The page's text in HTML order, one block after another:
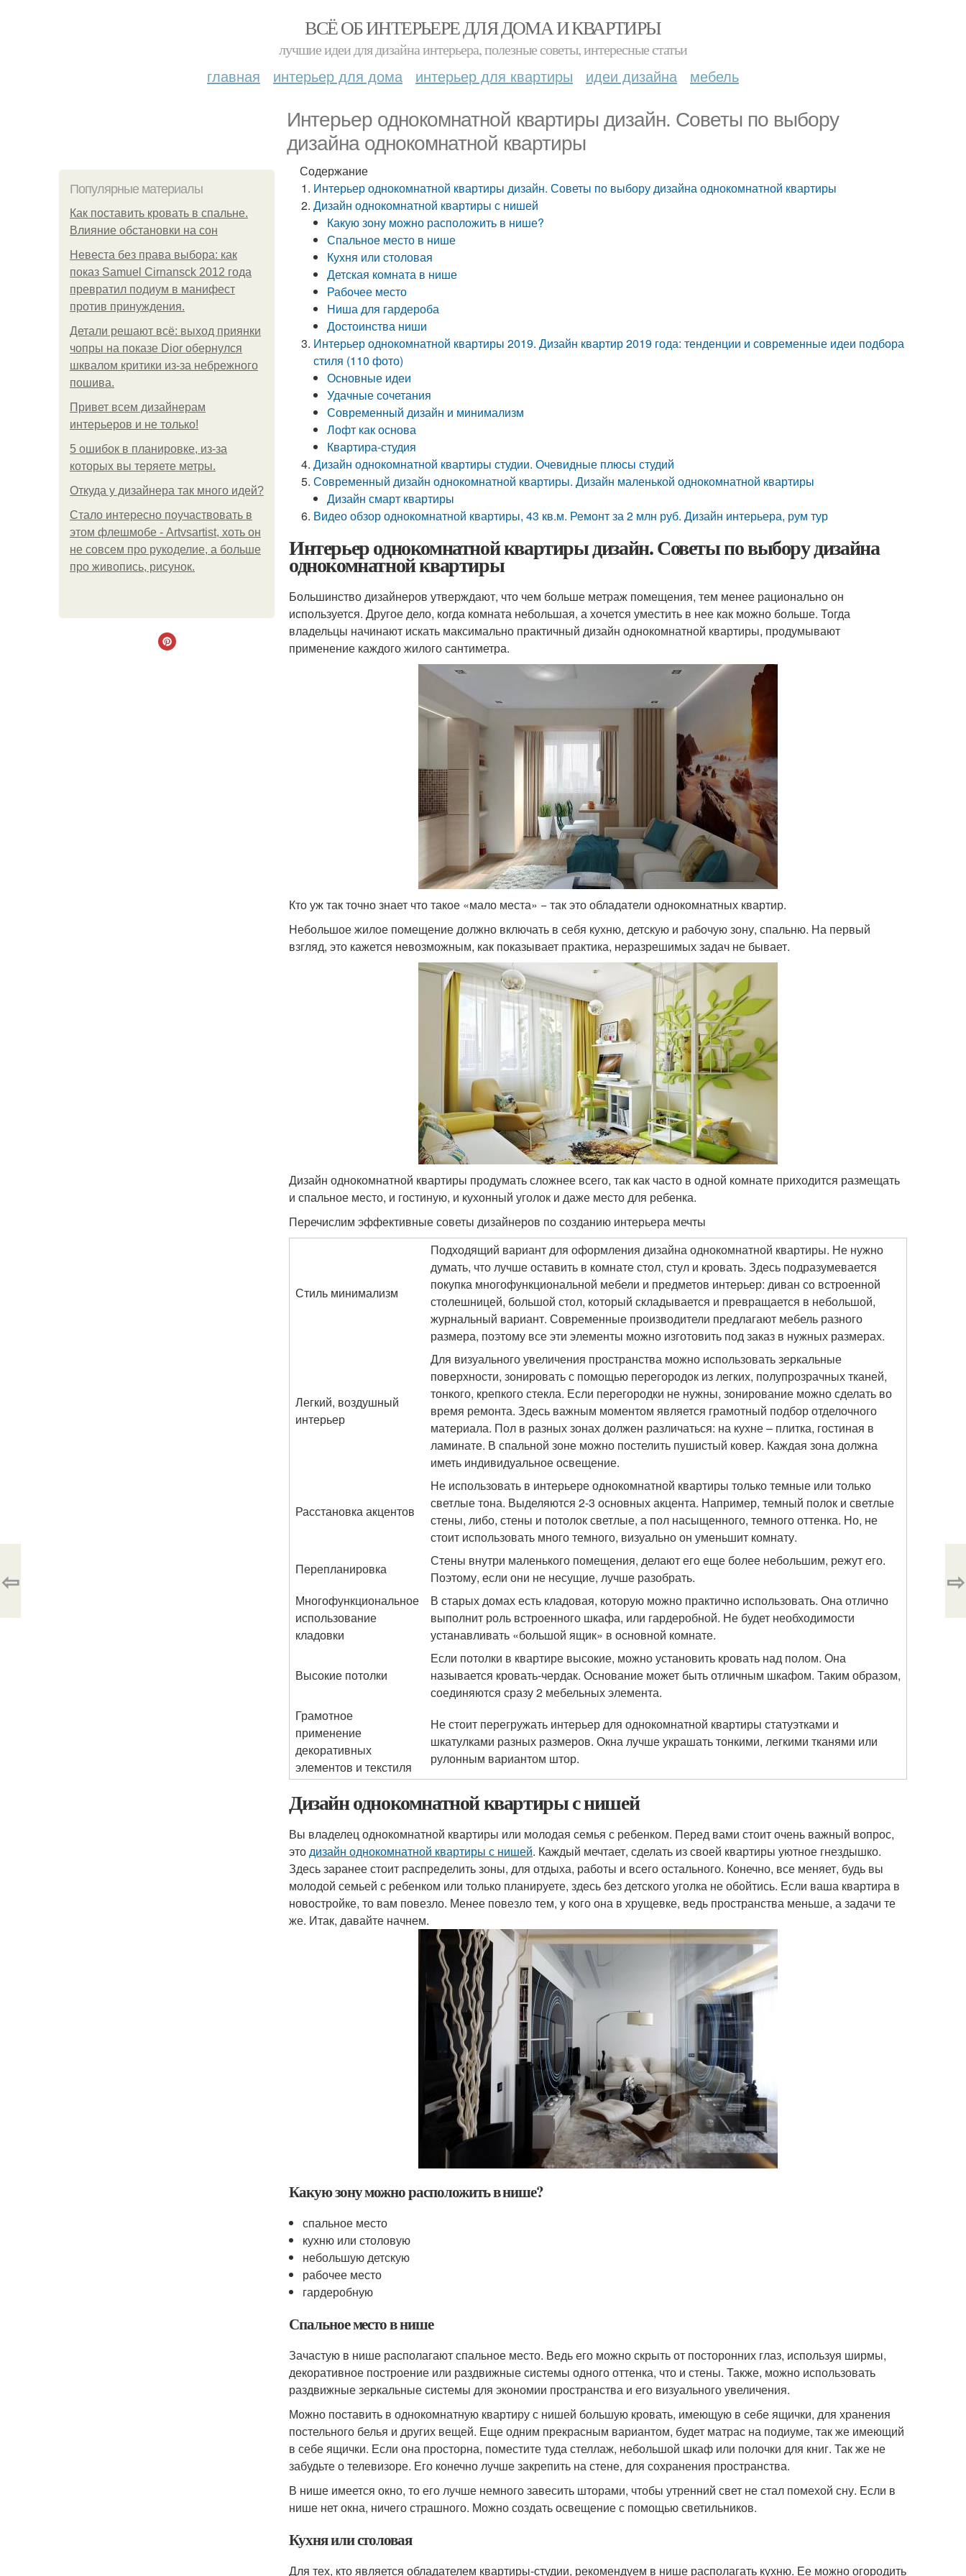
ВСЁ ОБ ИНТЕРЬЕРЕ ДЛЯ ДОМА И КВАРТИРЫ
лучшие идеи для дизайна интерьера, полезные советы, интересные статьи
главная интерьер для дома интерьер для квартиры идеи дизайна мебель
Интерьер однокомнатной квартиры дизайн. Советы по выбору
дизайна однокомнатной квартиры
Популярные материалы
Как поставить кровать в спальне.
Влияние обстановки на сон
Невеста без права выбора: как
показ Samuel Cirnansck 2012 года
превратил подиум в манифест
против принуждения.
Детали решают всё: выход приянки
чопры на показе Dior обернулся
шквалом критики из-за небрежного
пошива.
Привет всем дизайнерам
интерьеров и не только!
5 ошибок в планировке, из-за
которых вы теряете метры.
Откуда у дизайнера так много идей?
Стало интересно поучаствовать в
этом флешмобе - Artvsartist, хоть он
не совсем про рукоделие, а больше
про живопись, рисунок.
Содержание
Интерьер однокомнатной квартиры дизайн. Советы по выбору дизайна однокомнатной квартиры
Дизайн однокомнатной квартиры с нишей
Какую зону можно расположить в нише?
Спальное место в нише
Кухня или столовая
Детская комната в нише
Рабочее место
Ниша для гардероба
Достоинства ниши
Интерьер однокомнатной квартиры 2019. Дизайн квартир 2019 года: тенденции и современные идеи подбора
стиля (110 фото)
Основные идеи
Удачные сочетания
Современный дизайн и минимализм
Лофт как основа
Квартира-студия
Дизайн однокомнатной квартиры студии. Очевидные плюсы студий
Современный дизайн однокомнатной квартиры. Дизайн маленькой однокомнатной квартиры
Дизайн смарт квартиры
Видео обзор однокомнатной квартиры, 43 кв.м. Ремонт за 2 млн руб. Дизайн интерьера, рум тур
Интерьер однокомнатной квартиры дизайн. Советы по выбору дизайна
однокомнатной квартиры
Большинство дизайнеров утверждают, что чем больше метраж помещения, тем менее рационально он
используется. Другое дело, когда комната небольшая, а хочется уместить в нее как можно больше. Тогда
владельцы начинают искать максимально практичный дизайн однокомнатной квартиры, продумывают
применение каждого жилого сантиметра.
Кто уж так точно знает что такое «мало места» − так это обладатели однокомнатных квартир.
Небольшое жилое помещение должно включать в себя кухню, детскую и рабочую зону, спальню. На первый
взгляд, это кажется невозможным, как показывает практика, неразрешимых задач не бывает.
Дизайн однокомнатной квартиры продумать сложнее всего, так как часто в одной комнате приходится размещать
и спальное место, и гостиную, и кухонный уголок и даже место для ребенка.
Перечислим эффективные советы дизайнеров по созданию интерьера мечты
Стиль минимализм
Подходящий вариант для оформления дизайна однокомнатной квартиры. Не нужно
думать, что лучше оставить в комнате стол, стул и кровать. Здесь подразумевается
покупка многофункциональной мебели и предметов интерьер: диван со встроенной
столешницей, большой стол, который складывается и превращается в небольшой,
журнальный вариант. Современные производители предлагают мебель разного
размера, поэтому все эти элементы можно изготовить под заказ в нужных размерах.
Легкий, воздушный
интерьер
Для визуального увеличения пространства можно использовать зеркальные
поверхности, зонировать с помощью перегородок из легких, полупрозрачных тканей,
тонкого, крепкого стекла. Если перегородки не нужны, зонирование можно сделать во
время ремонта. Здесь важным моментом является грамотный подбор отделочного
материала. Пол в разных зонах должен различаться: на кухне – плитка, гостиная в
ламинате. В спальной зоне можно постелить пушистый ковер. Каждая зона должна
иметь индивидуальное освещение.
Расстановка акцентов
Не использовать в интерьере однокомнатной квартиры только темные или только
светлые тона. Выделяются 2-3 основных акцента. Например, темный полок и светлые
стены, либо, стены и потолок светлые, а пол насыщенного, темного оттенка. Но, не
стоит использовать много темного, визуально он уменьшит комнату.
Перепланировка
Стены внутри маленького помещения, делают его еще более небольшим, режут его.
Поэтому, если они не несущие, лучше разобрать.
Многофункциональное
использование
кладовки
В старых домах есть кладовая, которую можно практично использовать. Она отлично
выполнит роль встроенного шкафа, или гардеробной. Не будет необходимости
устанавливать «большой ящик» в основной комнате.
Высокие потолки
Если потолки в квартире высокие, можно установить кровать над полом. Она
называется кровать-чердак. Основание может быть отличным шкафом. Таким образом,
соединяются сразу 2 мебельных элемента.
Грамотное
применение
декоративных
элементов и текстиля
Не стоит перегружать интерьер для однокомнатной квартиры статуэтками и
шкатулками разных размеров. Окна лучше украшать тонкими, легкими тканями или
рулонным вариантом штор.
Дизайн однокомнатной квартиры с нишей
Вы владелец однокомнатной квартиры или молодая семья с ребенком. Перед вами стоит очень важный вопрос,
этодизайн однокомнатной квартиры с нишей. Каждый мечтает, сделать из своей квартиры уютное гнездышко.
Здесь заранее стоит распределить зоны, для отдыха, работы и всего остального. Конечно, все меняет, будь вы
молодой семьей с ребенком или только планируете, здесь без детского уголка не обойтись. Если ваша квартира в
новостройке, то вам повезло. Менее повезло тем, у кого она в хрущевке, ведь пространства меньше, а задачи те
же. Итак, давайте начнем.
Какую зону можно расположить в нише?
спальное место
кухню или столовую
небольшую детскую
рабочее место
гардеробную
Спальное место в нише
Зачастую в нише располагают спальное место. Ведь его можно скрыть от посторонних глаз, используя ширмы,
декоративное построение или раздвижные системы одного оттенка, что и стены. Также, можно использовать
раздвижные зеркальные системы для экономии пространства и его визуального увеличения.
Можно поставить в однокомнатную квартиру с нишей большую кровать, имеющую в себе ящички, для хранения
постельного белья и других вещей. Еще одним прекрасным вариантом, будет матрас на подиуме, так же имеющий
в себе ящички. Если она просторна, поместите туда стеллаж, небольшой шкаф или полочки для книг. Так же не
забудьте о телевизоре. Его конечно лучше закрепить на стене, для сохранения пространства.
В нише имеется окно, то его лучше немного завесить шторами, чтобы утренний свет не стал помехой сну. Если в
нише нет окна, ничего страшного. Можно создать освещение с помощью светильников.
Кухня или столовая
Для тех, кто является обладателем квартиры-студии, рекомендуем в нише располагать кухню. Ее можно огородить
⇦ ⇨